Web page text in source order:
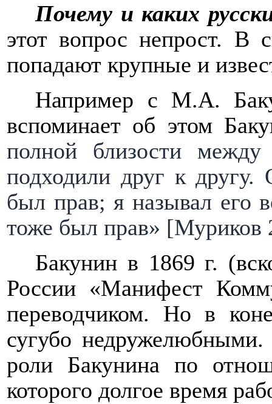
Почему и каких
этот вопрос непрост. В
попадают крупные и
Например с М.А.
вспоминает об этом
полной близости
подходили друг к
был прав; я называл его
тоже был прав» [Муриков
Бакунин в 1869 г.
России «Манифест
переводчиком. Но в
сугубо
роли Бакунина по
которого долгое время